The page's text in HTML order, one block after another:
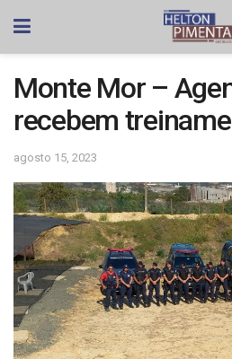
Monte Mor –
recebem
agosto 15, 2023